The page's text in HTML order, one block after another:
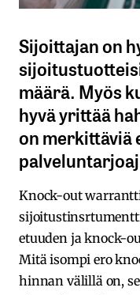
Sijoittajan on
määrä. Myös
hyvä yrittää
on merkittäviä
Knock-out
etuuden ja knock-
Mitä isompi ero
hinnan välillä on,